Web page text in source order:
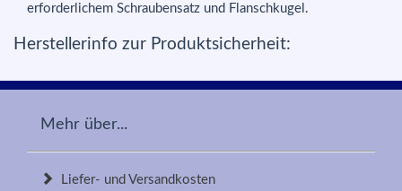
erforderlichem Schraubensatz und Flanschkugel.
Herstellerinfo zur Produktsicherheit:
Mehr über...
Liefer- und Versandkosten